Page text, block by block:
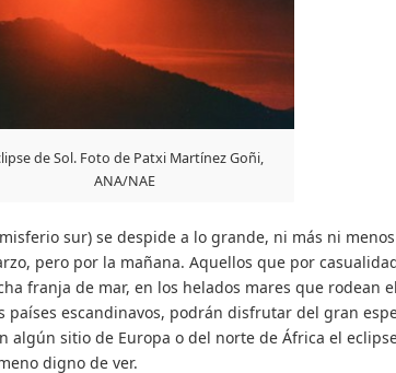
de Sol. Foto de Patxi Martínez Goñi,
ANA/NAE
sur) se despide a lo grande, ni más ni
pero por la mañana. Aquellos que por
franja de mar, en los helados mares que rodean
países escandinavos, podrán disfrutar del gran
algún sitio de Europa o del norte de África el
digno de ver.